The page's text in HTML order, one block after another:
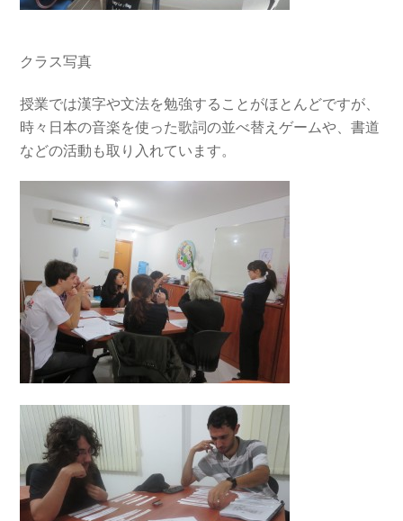
クラス写真
授業では漢字や文法を勉強することがほとんどですが、
時々日本の音楽を使った歌詞の並べ替えゲームや、書道
などの活動も取り入れています。